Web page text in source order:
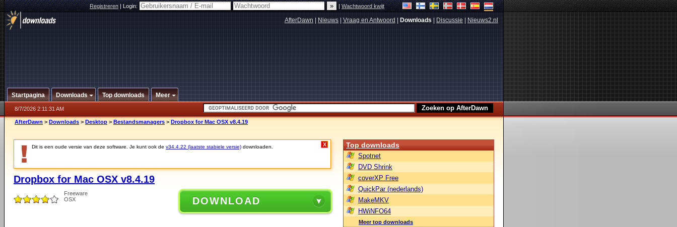
Registreren|Login: |Wachtwoord kwijt
AfterDawn Nieuws Vraag en Antwoord Downloads Discussie Nieuws2.nl
Startpagina Downloads Top downloads Meer
8/7/2026 2:11:31 AM
AfterDawn > Downloads > Desktop > Bestandsmanagers > Dropbox for Mac OSX v8.4.19
Dit is een oude versie van deze software. Je kunt ook de v34.4.22 (laatste stabiele versie) downloaden. X
Dropbox for Mac OSX v8.4.19
Freeware
OSX
DOWNLOAD
Top downloads
Spotnet
DVD Shrink
coverXP Free
QuickPar (nederlands)
MakeMKV
HWiNFO64
Meer top downloads